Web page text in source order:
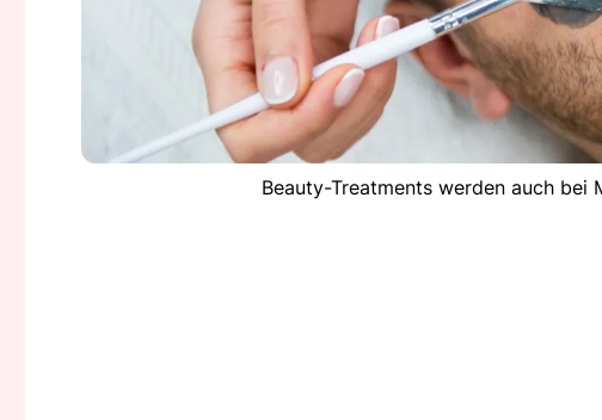
Beauty-Treatments werden auch